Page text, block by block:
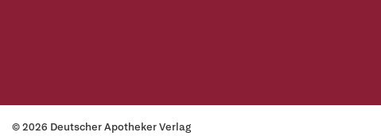
© 2026 Deutscher Apotheker Verlag